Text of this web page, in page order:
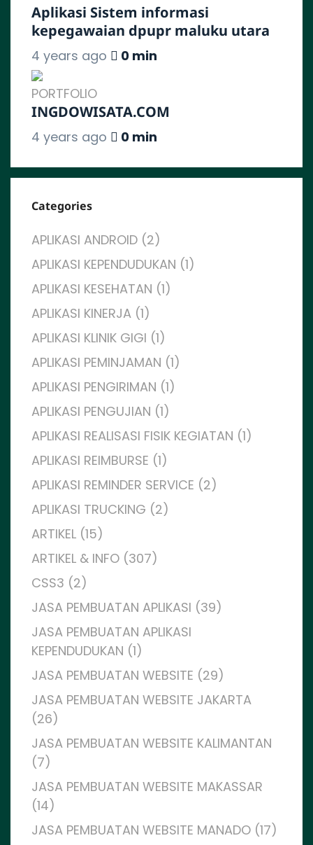
Aplikasi Sistem informasi
kepegawaian dpupr maluku utara
4 years ago 0 min
PORTFOLIO
INGDOWISATA.COM
4 years ago 0 min
Categories
APLIKASI ANDROID (2)
APLIKASI KEPENDUDUKAN (1)
APLIKASI KESEHATAN (1)
APLIKASI KINERJA (1)
APLIKASI KLINIK GIGI (1)
APLIKASI PEMINJAMAN (1)
APLIKASI PENGIRIMAN (1)
APLIKASI PENGUJIAN (1)
APLIKASI REALISASI FISIK KEGIATAN (1)
APLIKASI REIMBURSE (1)
APLIKASI REMINDER SERVICE (2)
APLIKASI TRUCKING (2)
ARTIKEL (15)
ARTIKEL & INFO (307)
CSS3 (2)
JASA PEMBUATAN APLIKASI (39)
JASA PEMBUATAN APLIKASI
KEPENDUDUKAN (1)
JASA PEMBUATAN WEBSITE (29)
JASA PEMBUATAN WEBSITE JAKARTA
(26)
JASA PEMBUATAN WEBSITE KALIMANTAN
(7)
JASA PEMBUATAN WEBSITE MAKASSAR
(14)
JASA PEMBUATAN WEBSITE MANADO (17)